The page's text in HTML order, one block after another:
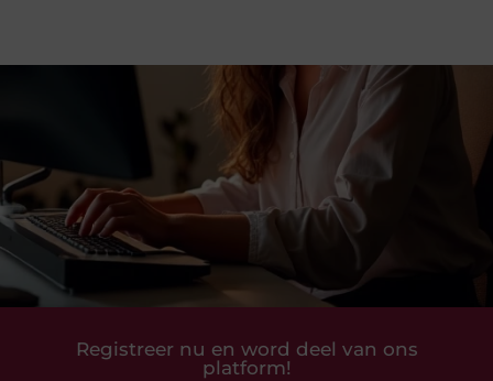
Registreer nu en word deel van ons
platform!